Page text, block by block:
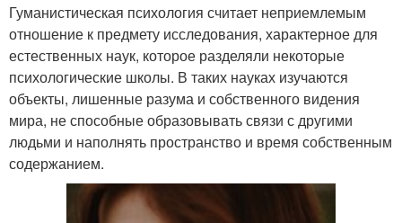
Гуманистическая психология считает неприемлемым
отношение к предмету исследования, характерное для
естественных наук, которое разделяли некоторые
психологические школы. В таких науках изучаются
объекты, лишенные разума и собственного видения
мира, не способные образовывать связи с другими
людьми и наполнять пространство и время собственным
содержанием.